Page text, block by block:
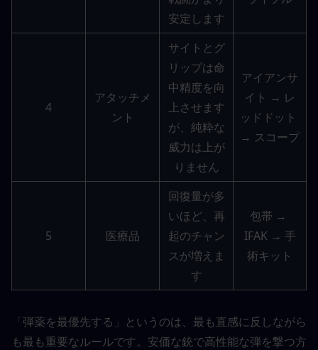
安定します
4
アタッチメ
ント
サイトとグ
リップは命
中精度を向
上させます
が、純粋な
威力は上が
りません
アイアンサ
イト → レ
ッドドット
→ スコープ
5 医療品
回復量が多
いほど、再
起のチャン
スが増えま
す
包帯 →
IFAK → 手
術キット
「弾薬を最優先する」というのは、最も直感に反しながら
も最も重要なルールです。安価な銃で高性能な弾を撃つ方